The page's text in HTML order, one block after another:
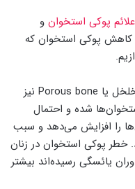
علائم پوکی استخوان و
پوکی استخوان که
پوکی استخوان را با عنوان استخوان متخلخل یا Porous bone نیز
شده و احتمال
را افزایش می‌دهد و سبب
پوکی استخوان در زنان
یائسگی رسیده‌اند بیشتر